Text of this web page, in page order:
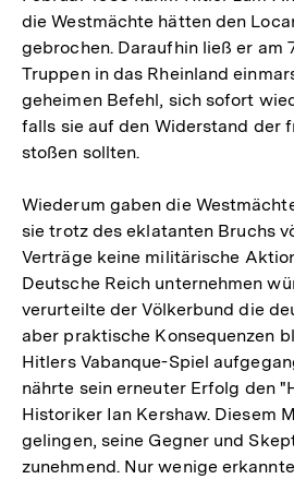
die Westmächte hätten den
gebrochen. Daraufhin ließ er am
Truppen in das Rheinland
geheimen Befehl, sich sofort
falls sie auf den Widerstand der
stoßen sollten.
Wiederum gaben die
sie trotz des eklatanten Bruchs
Verträge keine militärische
Deutsche Reich unternehmen
verurteilte der Völkerbund die
aber praktische Konsequenzen
Hitlers Vabanque-Spiel
nährte sein erneuter Erfolg den
Historiker Ian Kershaw. Diesem
gelingen, seine Gegner und
zunehmend. Nur wenige